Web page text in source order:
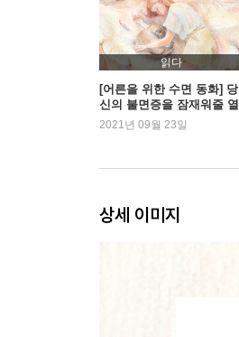
읽다
[어른을 위한 수면 동화] 당
신의 불면증을 잠재워줄 열
편의 이야기
2021년 09월 23일
상세 이미지